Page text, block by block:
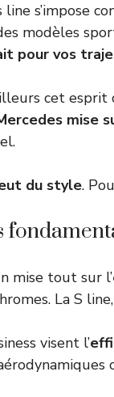
line s’impose
modèles
pour vos
cet esprit
mise
du style.
mise tout sur l’
La S
visent l’